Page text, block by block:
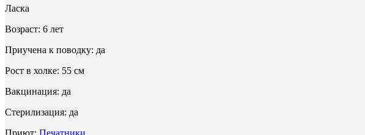
Ласка
Возраст: 6 лет
Приучена к поводку: да
Рост в холке: 55 см
Вакцинация: да
Стерилизация: да
Приют: Печатники